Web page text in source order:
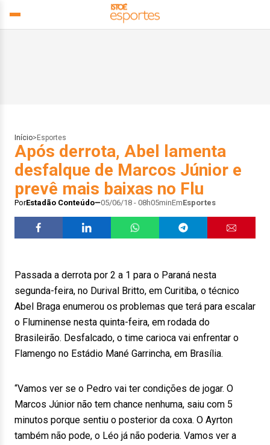
Início> Esportes
Após derrota, Abel lamenta
desfalque de Marcos Júnior e
prevê mais baixas no Flu
PorEstadão Conteúdo 05/06/18 - 08h05minEmEsportes
Passada a derrota por 2 a 1 para o Paraná nesta
segunda-feira, no Durival Britto, em Curitiba, o técnico
Abel Braga enumerou os problemas que terá para escalar
o Fluminense nesta quinta-feira, em rodada do
Brasileirão. Desfalcado, o time carioca vai enfrentar o
Flamengo no Estádio Mané Garrincha, em Brasília.
“Vamos ver se o Pedro vai ter condições de jogar. O
Marcos Júnior não tem chance nenhuma, saiu com 5
minutos porque sentiu o posterior da coxa. O Ayrton
também não pode, o Léo já não poderia. Vamos ver a